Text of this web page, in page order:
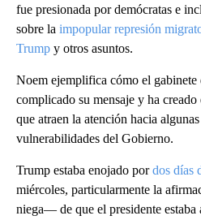
fue presionada por demócratas e
sobre la impopular represión
Trump y otros asuntos.
Noem ejemplifica cómo el gabinete
complicado su mensaje y ha creado
que atraen la atención hacia
vulnerabilidades del Gobierno.
Trump estaba enojado pordos días
miércoles, particularmente la
niega— de que el presidente estaba